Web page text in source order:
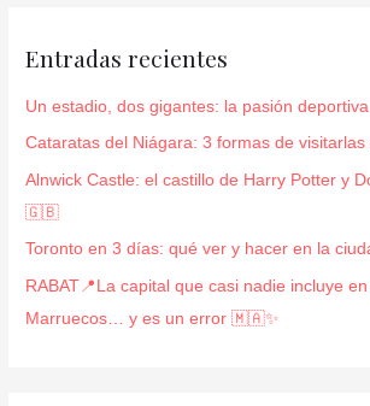
a
r
:
Entradas recientes
Un estadio, dos gigantes: la pasión
Cataratas del Niágara: 3 formas de visitarlas
Alnwick Castle: el castillo de Harry Potter y
🇬🇧
Toronto en 3 días: qué ver y hacer en la
RABAT📍La capital que casi nadie incluye
Marruecos… y es un error 🇲🇦✨